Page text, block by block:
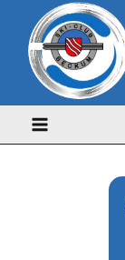
Inhalt
springen